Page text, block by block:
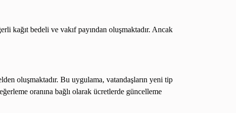
kağıt bedeli ve vakıf payından oluşmaktadır. Ancak
oluşmaktadır. Bu uygulama, vatandaşların yeni tip
oranına bağlı olarak ücretlerde güncelleme